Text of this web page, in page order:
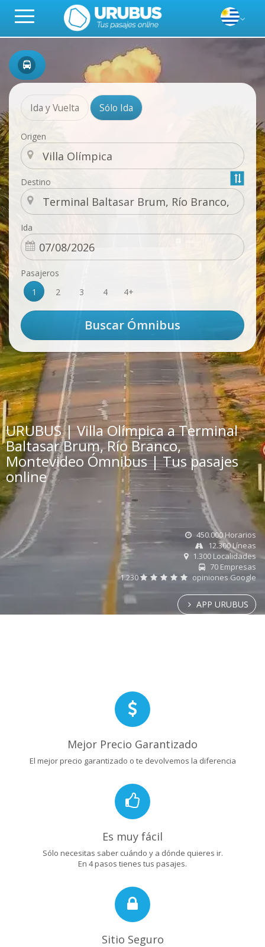
Ida y Vuelta Sólo Ida
Origen
Destino
Ida
Pasajeros
1
2 3 4 4+
URUBUS | Villa Olímpica a Terminal
Baltasar Brum, Río Branco,
Montevideo Ómnibus | Tus pasajes
online
450.000 Horarios
12.300 Líneas
1.300 Localidades
70 Empresas
1.230
opiniones Google
APP URUBUS
Mejor Precio Garantizado
El mejor precio garantizado o te devolvemos la diferencia
Es muy fácil
Sólo necesitas saber cuándo y a dónde quieres ir.
En 4 pasos tienes tus pasajes.
Sitio Seguro